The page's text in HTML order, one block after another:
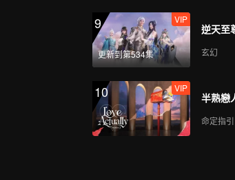
9
更新到第534集
VIP
逆天至
玄幻
10 VIP
半熟戀
命定指